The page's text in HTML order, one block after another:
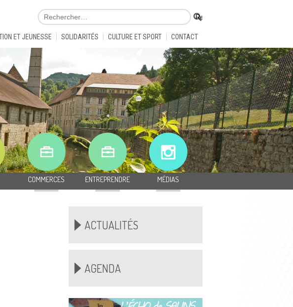
ET JEUNESSE SOLIDARITÉS CULTURE ET SPORT CONTACT
COMMERCES ENTREPRENDRE MÉDIAS
ACTUALITÉS
AGENDA